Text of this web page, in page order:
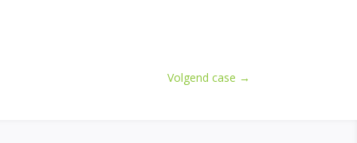
Volgend case →